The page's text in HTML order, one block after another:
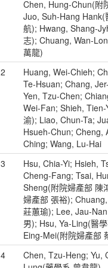
Chen, Hung-Chun(附
Juo, Suh-Hang
航); Hwang, Shang-
志); Chuang, Wan-
萬龍)
2
Huang, Wei-Chieh;
Te-Hsuan; Chang,
Yen, Tzu-Chen;
Wei-Fan; Shieh,
渝); Liao, Chun-Ta;
Hsueh-Chun; Cheng,
Ching; Wang, Lu-Hai
3
Hsu, Chia-Yi; Hsieh,
Cheng-Fang; Tsai,
Sheng(附院婦產部 陳
婦產部 張裕);
莊蕙瑜); Lee, Jau-
男); Hsu, Ya-Ling(醫
Eing-Mei(附院婦產部
4
Chen, Tzu-Heng; Yu,